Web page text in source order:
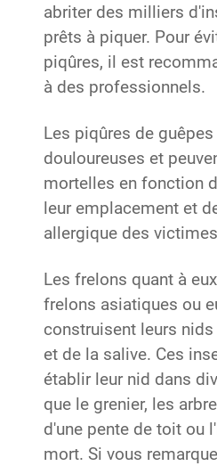
abriter des milliers
prêts à piquer. Pour
piqûres, il est
à des professionnels.
Les piqûres de
douloureuses et
mortelles en fonction
leur emplacement et
allergique des
Les frelons quant à eux
frelons asiatiques ou
construisent leurs
et de la salive. Ces
établir leur nid dans
que le grenier, les
d'une pente de toit ou
mort. Si vous